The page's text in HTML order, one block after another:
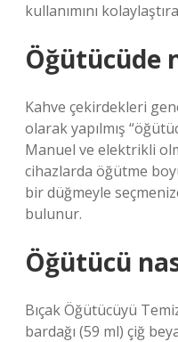
kullanımını
Öğütücüde
Kahve çekirdekleri
olarak yapılmış
Manuel ve elektrikli
cihazlarda öğütme
bir düğmeyle
bulunur.
Öğütücü
Bıçak Öğütücüyü
bardağı (59 ml) çiğ